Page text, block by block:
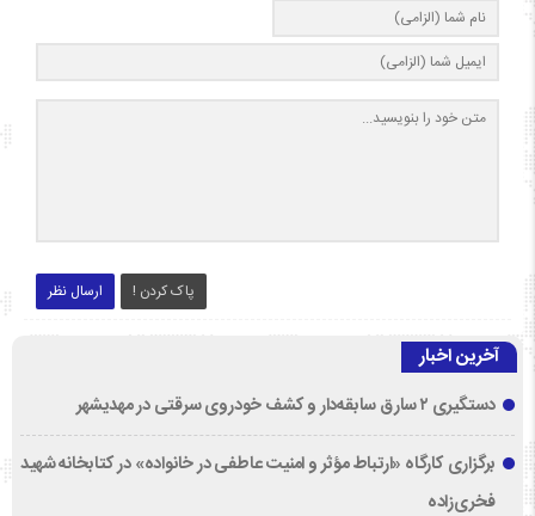
ارسال نظر پاک کردن !
آخرین اخبار
دستگیری ۲ سارق سابقه‌دار و کشف خودروی سرقتی در مهدیشهر
برگزاری کارگاه «ارتباط مؤثر و امنیت عاطفی در خانواده» در کتابخانه شهید
فخری‌زاده